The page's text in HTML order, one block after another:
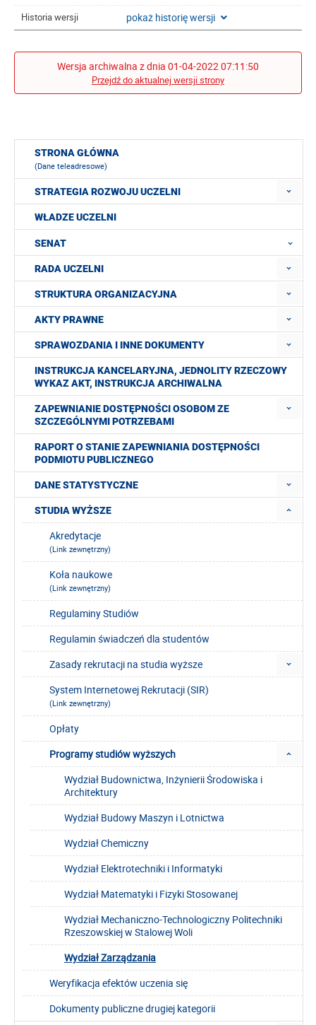
Historia wersji pokaż historię wersji
Wersja archiwalna z dnia 01-04-2022 07:11:50
Przejdź do aktualnej wersji strony
STRONA GŁÓWNA
(Dane teleadresowe)
STRATEGIA ROZWOJU UCZELNI
WŁADZE UCZELNI
SENAT
RADA UCZELNI
STRUKTURA ORGANIZACYJNA
AKTY PRAWNE
SPRAWOZDANIA I INNE DOKUMENTY
INSTRUKCJA KANCELARYJNA, JEDNOLITY RZECZOWY
WYKAZ AKT, INSTRUKCJA ARCHIWALNA
ZAPEWNIANIE DOSTĘPNOŚCI OSOBOM ZE
SZCZEGÓLNYMI POTRZEBAMI
RAPORT O STANIE ZAPEWNIANIA DOSTĘPNOŚCI
PODMIOTU PUBLICZNEGO
DANE STATYSTYCZNE
STUDIA WYŻSZE
Akredytacje
(Link zewnętrzny)
Koła naukowe
(Link zewnętrzny)
Regulaminy Studiów
Regulamin świadczeń dla studentów
Zasady rekrutacji na studia wyższe
System Internetowej Rekrutacji (SIR)
(Link zewnętrzny)
Opłaty
Programy studiów wyższych
Wydział Budownictwa, Inżynierii Środowiska i
Architektury
Wydział Budowy Maszyn i Lotnictwa
Wydział Chemiczny
Wydział Elektrotechniki i Informatyki
Wydział Matematyki i Fizyki Stosowanej
Wydział Mechaniczno-Technologiczny Politechniki
Rzeszowskiej w Stalowej Woli
Wydział Zarządzania
Weryfikacja efektów uczenia się
Dokumenty publiczne drugiej kategorii